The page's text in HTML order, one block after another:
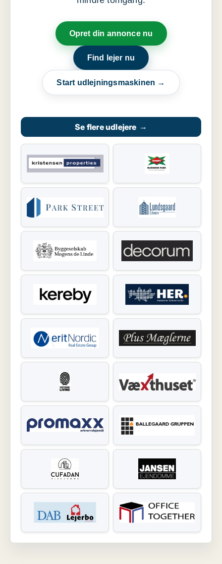
Opret din annonce nu
Find lejer nu
Start udlejningsmaskinen →
Se flere udlejere →